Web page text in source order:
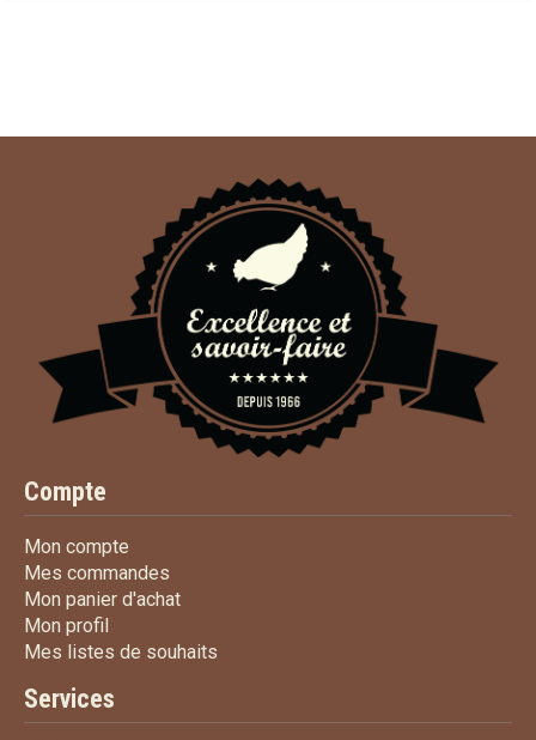
Compte
Mon compte
Mes commandes
Mon panier d'achatMon panier d'achat
Mon profil
Mes listes de souhaits
Services